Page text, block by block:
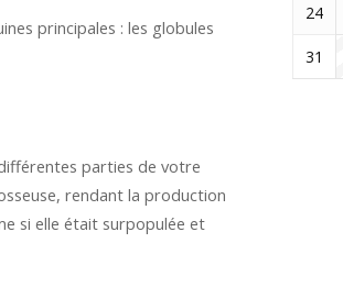
principales : les globules
parties de votre
rendant la production
si elle était surpopulée et
24
31